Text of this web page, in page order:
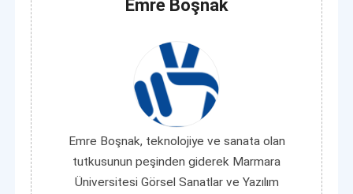
Emre Boşnak
Emre Boşnak, teknolojiye ve sanata olan
tutkusunun peşinden giderek Marmara
Üniversitesi Görsel Sanatlar ve Yazılım